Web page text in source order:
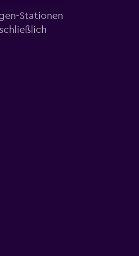
Stationen